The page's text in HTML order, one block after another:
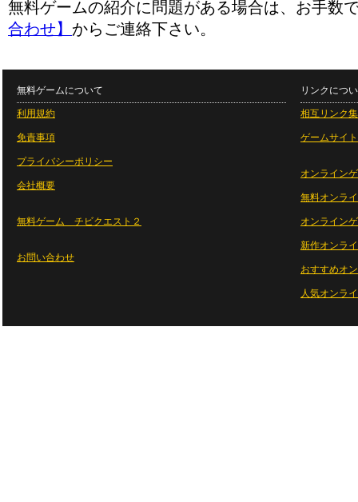
無料ゲームの紹介に問題がある場合は、お手数
合わせ】 からご連絡下さい。
無料ゲームについて
利用規約
免責事項
プライバシーポリシー
会社概要
無料ゲーム チビクエスト２
お問い合わせ
リンクにつ
相互リンク集
ゲームサイ
オンライン
無料オンラ
オンライン
新作オンラ
おすすめオ
人気オンラ